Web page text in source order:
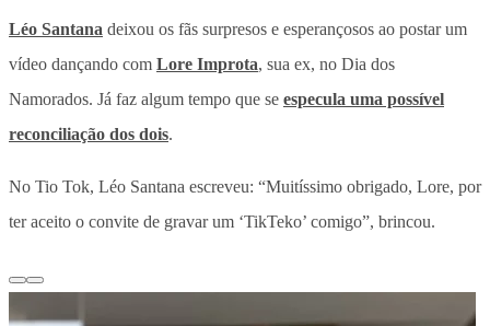
Léo Santana deixou os fãs surpresos e esperançosos ao postar um
vídeo dançando com Lore Improta, sua ex, no Dia dos
Namorados. Já faz algum tempo que se especula uma possível
reconciliação dos dois.
No Tio Tok, Léo Santana escreveu: “Muitíssimo obrigado, Lore, por
ter aceito o convite de gravar um ‘TikTeko’ comigo”, brincou.